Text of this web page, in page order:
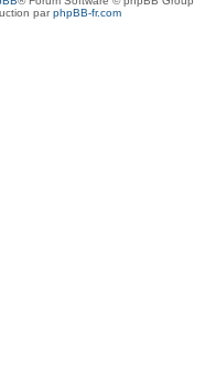
parphpBB-fr.com